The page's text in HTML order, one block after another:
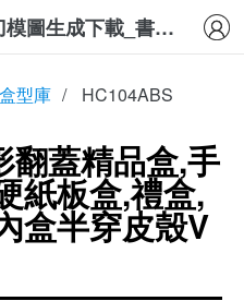
免費盒型模板展開圖刀模圖生成下載_書型精品盒,書形翻蓋精品盒,手工盒,翻蓋禮盒,硬紙板盒,禮盒,精裝盒,磁鐵盒,內盒半穿皮殼V槽
盒型庫 / HC104ABS
翻蓋精品盒,手
紙板盒,禮盒,
盒半穿皮殼V